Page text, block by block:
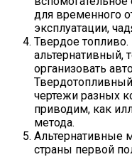
для временного
эксплуатации,
Твердое
альтернативный,
организовать
чертежи разных
приводим, как
метода.
Альтернативные
страны первой